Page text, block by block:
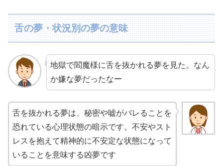
舌の夢・状況別の夢の意味
地獄で閻魔様に舌を抜かれる夢を見た。なん
か嫌な夢だったなー
舌を抜かれる夢は、秘密や嘘がバレることを
恐れている心理状態の暗示です。不安やスト
レスを抱えて精神的に不安定な状態になって
いることを意味する凶夢です